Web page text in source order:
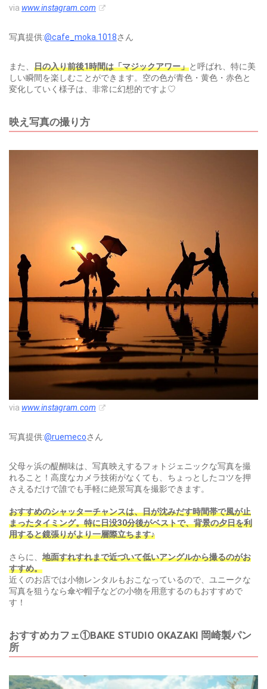
via www.instagram.com
写真提供:@cafe_moka.1018さん
また、 日の入り前後1時間は「マジックアワー」と呼ばれ、特に美
しい瞬間を楽しむことができます。空の色が青色・黄色・赤色と
変化していく様子は、非常に幻想的ですよ♡
映え写真の撮り方
via www.instagram.com
写真提供:@ruemecoさん
父母ヶ浜の醍醐味は、写真映えするフォトジェニックな写真を撮
れること！高度なカメラ技術がなくても、ちょっとしたコツを押
さえるだけで誰でも手軽に絶景写真を撮影できます。
おすすめのシャッターチャンスは、日が沈みだす時間帯で風が止
まったタイミング。特に日没30分後がベストで、背景の夕日を利
用すると鏡張りがより一層際立ちます♪
さらに、 地面すれすれまで近づいて低いアングルから撮るのがお
すすめ。
近くのお店では小物レンタルもおこなっているので、ユニークな
写真を狙うなら傘や帽子などの小物を用意するのもおすすめで
す！
おすすめカフェ①BAKE STUDIO OKAZAKI 岡崎製パン
所